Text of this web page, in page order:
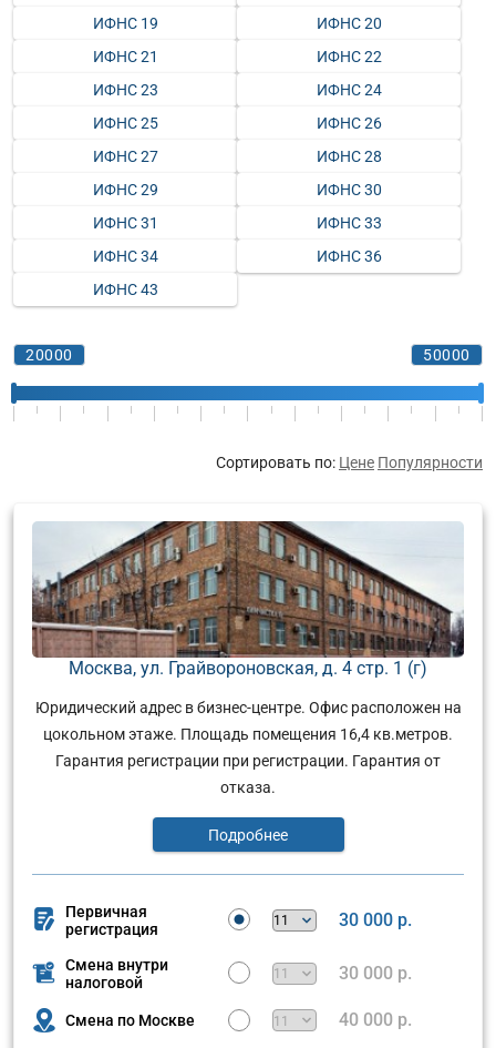
ИФНС 19
ИФНС 20
ИФНС 21
ИФНС 22
ИФНС 23
ИФНС 24
ИФНС 25
ИФНС 26
ИФНС 27
ИФНС 28
ИФНС 29
ИФНС 30
ИФНС 31
ИФНС 33
ИФНС 34
ИФНС 36
ИФНС 43
Сортировать по: Цене Популярности
Москва, ул. Грайвороновская, д. 4 стр. 1 (г)
Юридический адрес в бизнес-центре. Офис расположен на
цокольном этаже. Площадь помещения 16,4 кв.метров.
Гарантия регистрации при регистрации. Гарантия от
отказа.
Подробнее
Первичная
регистрация
30 000 р.
Смена внутри
налоговой
30 000 р.
Смена по Москве 40 000 р.